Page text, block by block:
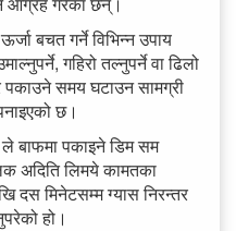
बचत गर्ने विभिन्न उपाय
गहिरो तल्नुपर्ने वा ढिलो
समय घटाउन सामग्री
छ।
ले बाफमा पकाइने डिम सम
अदिति लिमये कामतका
दस मिनेटसम्म ग्यास निरन्तर
हो।